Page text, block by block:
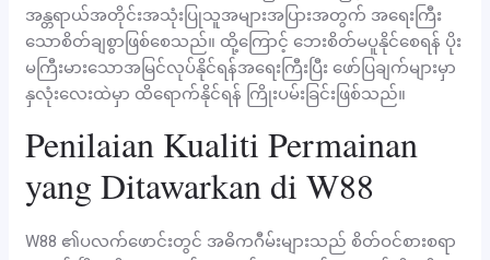
အန္တရာယ်အတိုင်းအသုံးပြုသူအများအပြားအတွက် အရေးကြီး
သောစိတ်ချစွာဖြစ်စေသည်။ ထို့ကြောင့် ဘေးစိတ်မပူနိုင်စေရန် ပိုး
မကြီးမားသောအမြင်လုပ်နိုင်ရန်အရေးကြီးပြီး ဖော်ပြချက်များမှာ
နှလုံးလေးထဲမှာ ထိရောက်နိုင်ရန် ကြိုးပမ်းခြင်းဖြစ်သည်။
Penilaian Kualiti Permainan
yang Ditawarkan di W88
W88 ၏ပလက်ဖောင်းတွင် အဓိကဂီမ်းများသည် စိတ်ဝင်စားစရာ